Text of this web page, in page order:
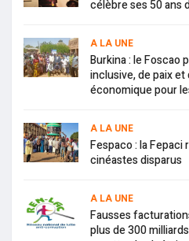
célèbre ses 50 ans
A LA UNE
Burkina : le Foscao
inclusive, de paix
économique pour
A LA UNE
Fespaco : la Fepaci
cinéastes disparus
A LA UNE
Fausses
plus de 300